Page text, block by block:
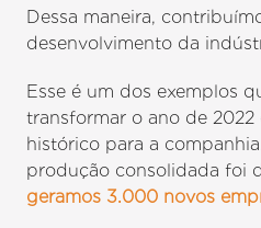
Dessa maneira,
desenvolvimento da
Esse é um dos exemplos
transformar o ano de
histórico para a
produção consolidada foi
geramos 3.000 novos